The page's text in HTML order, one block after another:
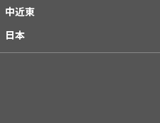
中近東
日本